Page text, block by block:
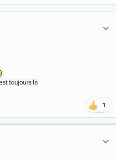
toujours la
1